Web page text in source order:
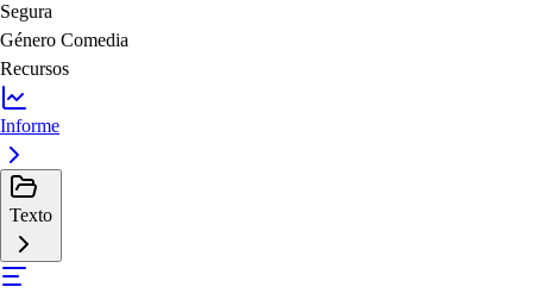
Segura
Género Comedia
Recursos
Informe
Texto